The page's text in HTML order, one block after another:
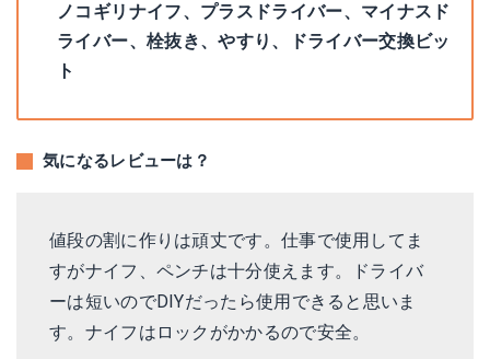
ノコギリナイフ、プラスドライバー、マイナスド
ライバー、栓抜き、やすり、ドライバー交換ビッ
ト
気になるレビューは？
値段の割に作りは頑丈です。仕事で使用してま
すがナイフ、ペンチは十分使えます。ドライバ
ーは短いのでDIYだったら使用できると思いま
す。ナイフはロックがかかるので安全。